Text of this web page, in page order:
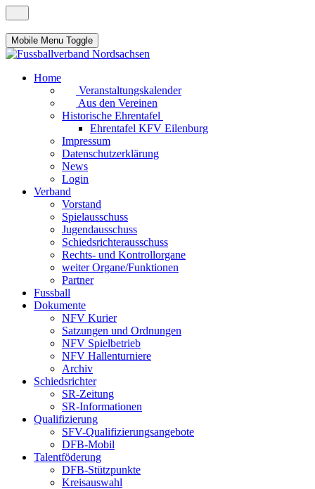
Mobile Menu Toggle
Home
Veranstaltungskalender
Aus den Vereinen
Historische Ehrentafel
Ehrentafel KFV Eilenburg
Impressum
Datenschutzerklärung
News
Login
Verband
Vorstand
Spielausschuss
Jugendausschuss
Schiedsrichterausschuss
Rechts- und Kontrollorgane
weiter Organe/Funktionen
Partner
Fussball
Dokumente
NFV Kurier
Satzungen und Ordnungen
NFV Spielbetrieb
NFV Hallenturniere
Archiv
Schiedsrichter
SR-Zeitung
SR-Informationen
Qualifizierung
SFV-Qualifizierungsangebote
DFB-Mobil
Talentföderung
DFB-Stützpunkte
Kreisauswahl